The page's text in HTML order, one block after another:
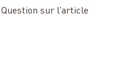
Question sur l’article